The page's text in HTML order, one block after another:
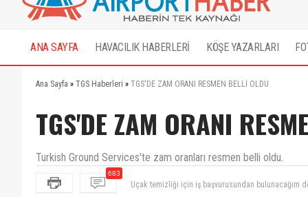
ANA SAYFA HAVACILIK HABERLERİ KÖŞE YAZARLARI
Ana Sayfa » TGS Haberleri » TGS'DE ZAM ORANI RESMEN BELLİ OLDU
TGS'DE ZAM ORANI
Turkish Ground Services'te zam oranları resmen belli oldu.
683
Ramazan ayı